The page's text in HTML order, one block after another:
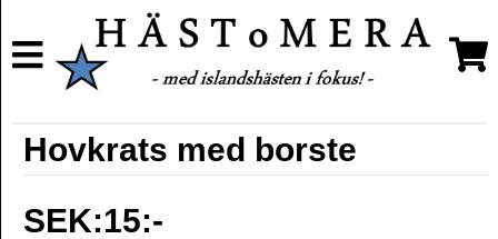
Hovkrats med borste
SEK:15:-